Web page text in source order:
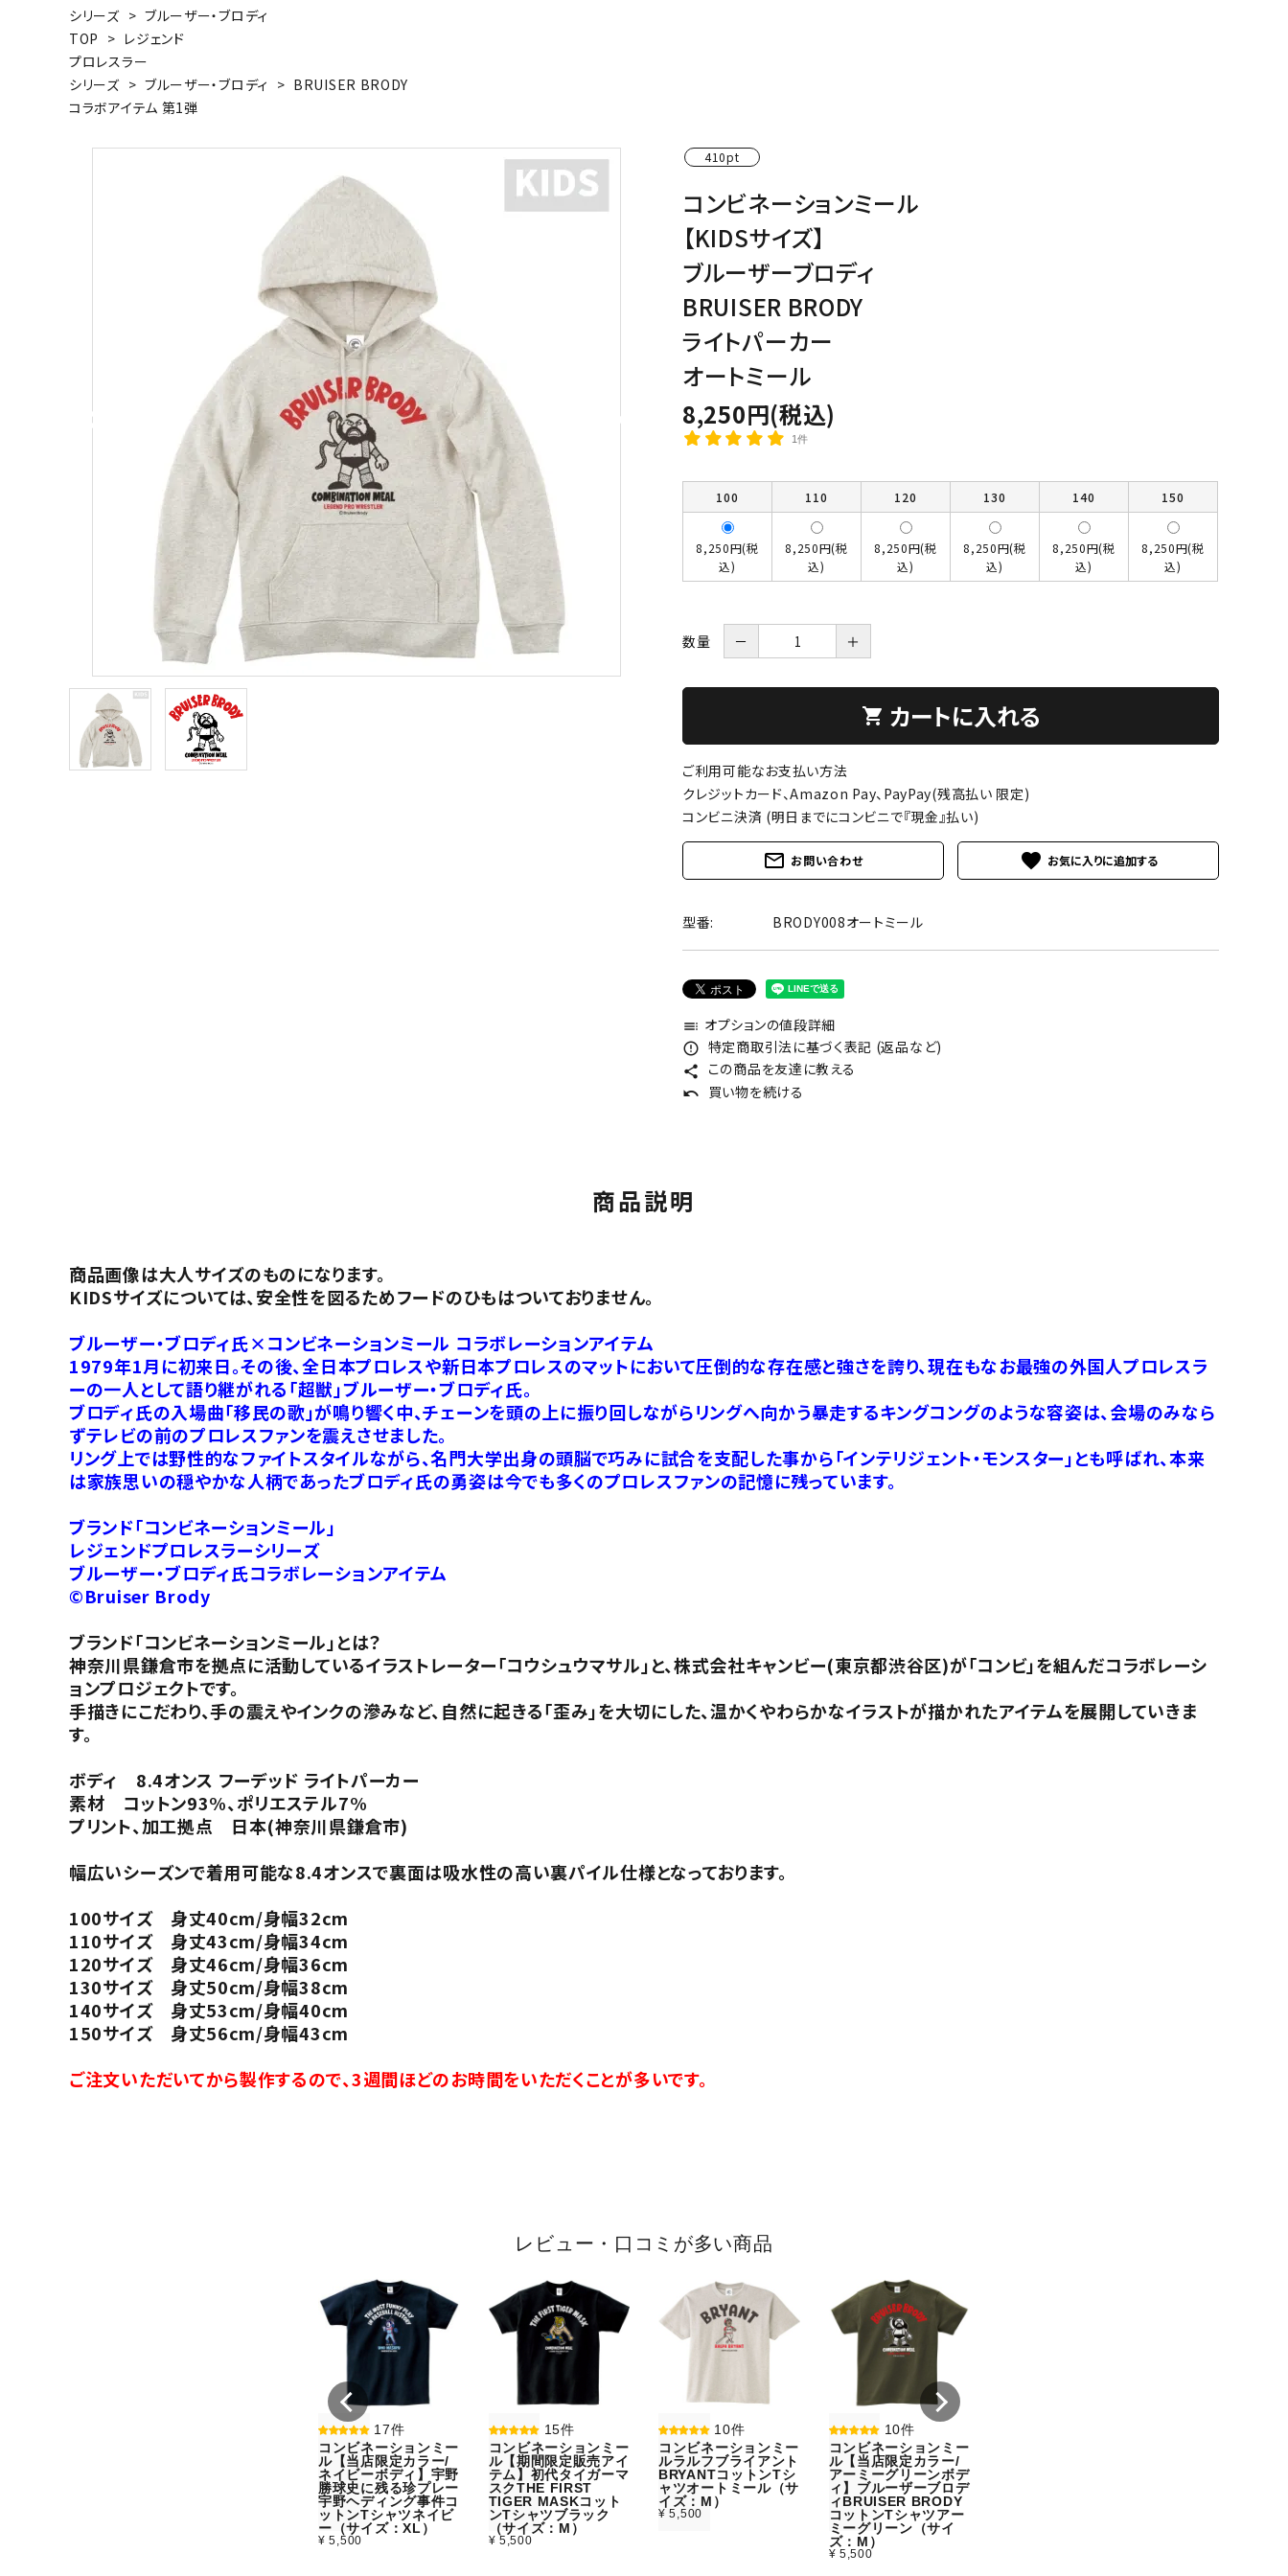
キャンベル料理長
シリーズ > ブルーザー・ブロディ
TOP > レジェンド
プロレスラー
シリーズ > ブルーザー・ブロディ > BRUISER BRODY
コラボアイテム 第1弾
410pt
コンビネーションミール
【KIDSサイズ】
ブルーザーブロディ
BRUISER BRODY
ライトパーカー
オートミール
8,250円(税込)
1件
100 110 120 130 140 150
8,250円(税
込)
8,250円(税
込)
8,250円(税
込)
8,250円(税
込)
8,250円(税
込)
8,250円(税
込)
数量 － ＋
shopping_cart カートに入れる
ご利用可能なお支払い方法
クレジットカード、Amazon Pay、PayPay(残高払い 限定)
コンビニ決済 (明日までにコンビニで『現金』払い)
mail_outline お問い合わせ favorite
型番: BRODY008オートミール
toc オプションの値段詳細
error_outline 特定商取引法に基づく表記 (返品など)
share この商品を友達に教える
undo 買い物を続ける
商品説明
商品画像は大人サイズのものになります。
KIDSサイズについては、安全性を図るためフードのひもはついておりません。
ブルーザー・ブロディ氏×コンビネーションミール コラボレーションアイテム
1979年1月に初来日。その後、全日本プロレスや新日本プロレスのマットにおいて圧倒的な存在感と強さを誇り、現在もなお最強の外国人プロレスラ
ーの一人として語り継がれる「超獣」ブルーザー・ブロディ氏。
ブロディ氏の入場曲「移民の歌」が鳴り響く中、チェーンを頭の上に振り回しながらリングへ向かう暴走するキングコングのような容姿は、会場のみなら
ずテレビの前のプロレスファンを震えさせました。
リング上では野性的なファイトスタイルながら、名門大学出身の頭脳で巧みに試合を支配した事から「インテリジェント・モンスター」とも呼ばれ、本来
は家族思いの穏やかな人柄であったブロディ氏の勇姿は今でも多くのプロレスファンの記憶に残っています。
ブランド「コンビネーションミール」
レジェンドプロレスラーシリーズ
ブルーザー・ブロディ氏コラボレーションアイテム
©Bruiser Brody
ブランド「コンビネーションミール」とは？
神奈川県鎌倉市を拠点に活動しているイラストレーター「コウシュウマサル」と、株式会社キャンビー(東京都渋谷区)が「コンビ」を組んだコラボレーシ
ョンプロジェクトです。
手描きにこだわり、手の震えやインクの滲みなど、自然に起きる「歪み」を大切にした、温かくやわらかなイラストが描かれたアイテムを展開していきま
す。
ボディ 8.4オンス フーデッド ライトパーカー
素材 コットン93%、ポリエステル7%
プリント、加工拠点 日本(神奈川県鎌倉市)
幅広いシーズンで着用可能な8.4オンスで裏面は吸水性の高い裏パイル仕様となっております。
100サイズ 身丈40cm/身幅32cm
110サイズ 身丈43cm/身幅34cm
120サイズ 身丈46cm/身幅36cm
130サイズ 身丈50cm/身幅38cm
140サイズ 身丈53cm/身幅40cm
150サイズ 身丈56cm/身幅43cm
ご注文いただいてから製作するので、3週間ほどのお時間をいただくことが多いです。
レビュー・口コミが多い商品
17件
コンビネーションミー
ル【当店限定カラー/
ネイビーボディ】宇野
勝球史に残る珍プレー
宇野ヘディング事件コ
ットンTシャツネイビ
ー（サイズ：XL）
¥ 5,500
15件
コンビネーションミー
ル【期間限定販売アイ
テム】初代タイガーマ
スクTHE FIRST
TIGER MASKコット
ンTシャツブラック
（サイズ：M）
¥ 5,500
10件
コンビネーションミー
ルラルフブライアント
BRYANTコットンTシ
ャツオートミール（サ
イズ：M）
¥ 5,500
10件
コンビネーションミー
ル【当店限定カラー/
アーミーグリーンボデ
ィ】ブルーザーブロデ
ィBRUISER BRODY
コットンTシャツアー
ミーグリーン（サイ
ズ：M）
¥ 5,500